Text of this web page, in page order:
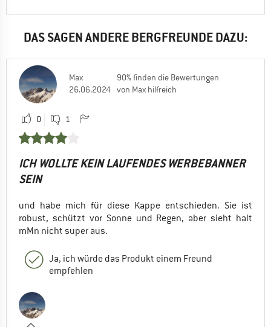
DAS SAGEN ANDERE BERGFREUNDE DAZU:
Max
26.06.2024
90% finden die Bewertungen
von Max hilfreich
0 1
ICH WOLLTE KEIN LAUFENDES WERBEBANNER
SEIN
und habe mich für diese Kappe entschieden. Sie ist
robust, schützt vor Sonne und Regen, aber sieht halt
mMn nicht super aus.
Ja, ich würde das Produkt einem Freund
empfehlen